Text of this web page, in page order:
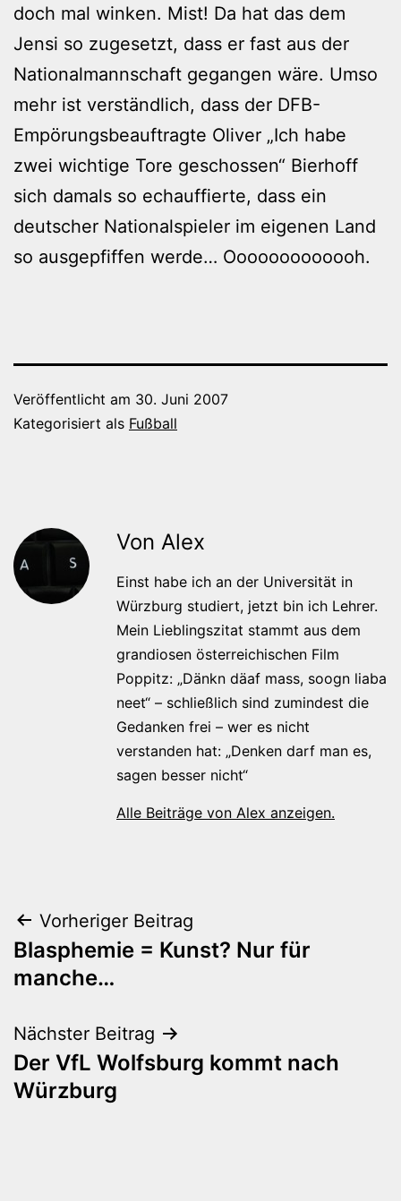
doch mal winken. Mist! Da hat das dem
Jensi so zugesetzt, dass er fast aus der
Nationalmannschaft gegangen wäre. Umso
mehr ist verständlich, dass der DFB-
Empörungsbeauftragte Oliver „Ich habe
zwei wichtige Tore geschossen“ Bierhoff
sich damals so echauffierte, dass ein
deutscher Nationalspieler im eigenen Land
so ausgepfiffen werde… Ooooooooooooh.
Veröffentlicht am 30. Juni 2007
Kategorisiert als Fußball
Von Alex
Einst habe ich an der Universität in
Würzburg studiert, jetzt bin ich Lehrer.
Mein Lieblingszitat stammt aus dem
grandiosen österreichischen Film
Poppitz: „Dänkn däaf mass, soogn liaba
neet“ – schließlich sind zumindest die
Gedanken frei – wer es nicht
verstanden hat: „Denken darf man es,
sagen besser nicht“
Alle Beiträge von Alex anzeigen.
Beitragsnavigation
Vorheriger Beitrag
Blasphemie = Kunst? Nur für
manche…
Nächster Beitrag
Der VfL Wolfsburg kommt nach
Würzburg